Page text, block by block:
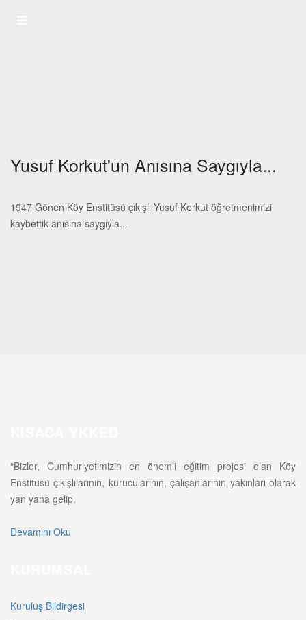
Yusuf Korkut'un Anısına Saygıyla...
1947 Gönen Köy Enstitüsü çıkışlı Yusuf Korkut öğretmenimizi
kaybettik anısına saygıyla...
“Bizler, Cumhuriyetimizin en önemli eğitim projesi olan Köy
Enstitüsü çıkışlılarının, kurucularının, çalışanlarının yakınları olarak
yan yana gelip.
Devamını Oku
Kuruluş Bildirgesi